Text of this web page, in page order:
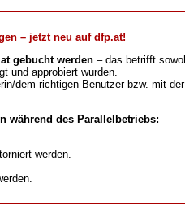
– jetzt neu auf dfp.at!
gebucht werden – das betrifft
und approbiert wurden.
dem richtigen Benutzer bzw. mit der
während des Parallelbetriebs:
werden.